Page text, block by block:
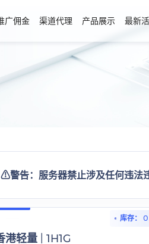
广佣金 渠道代理 产品展示 最新
骗、钓鱼、黑客、爆破、病毒、加
⚠警告：服务器禁止涉及任何违法
库存： 0
港轻量 | 1H1G